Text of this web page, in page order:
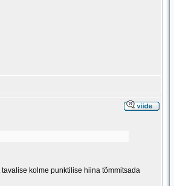
kolme punktilise hiina tõmmitsada